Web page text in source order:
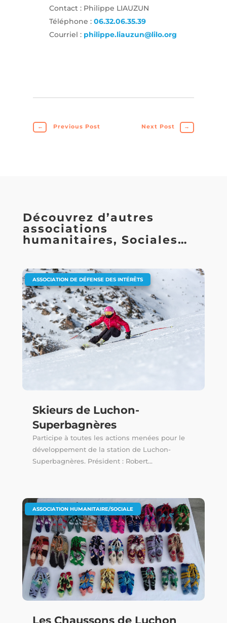
Contact : Philippe LIAUZUN
Téléphone : 06.32.06.35.39
Courriel :philippe.liauzun@lilo.org
← Previous Post Next Post →
Découvrez d’autres
associations
humanitaires, Sociales…
Skieurs de Luchon-
Superbagnères
ASSOCIATION DE DÉFENSE DES INTÉRÊTS
Participe à toutes les actions menées pour le
développement de la station de Luchon-
Superbagnères. Président : Robert...
Les Chaussons de Luchon
ASSOCIATION HUMANITAIRE/SOCIALE